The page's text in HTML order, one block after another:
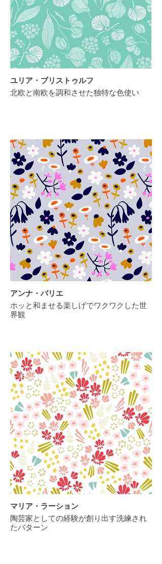
ユリア・ブリストゥルフ
北欧と南欧を調和させた独特な色使い
アンナ・バリエ
ホッと和ませる楽しげでワクワクした世
界観
マリア・ラーション
陶芸家としての経験が創り出す洗練され
たパターン